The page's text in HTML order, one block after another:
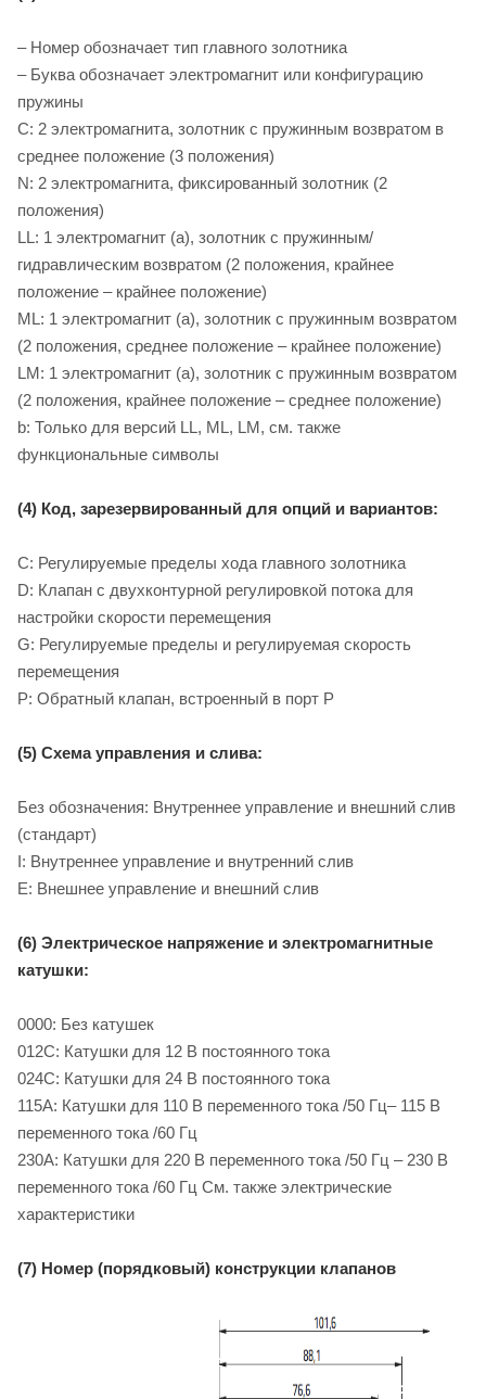
– Номер обозначает тип главного золотника
– Буква обозначает электромагнит или конфигурацию
пружины
C: 2 электромагнита, золотник с пружинным возвратом в
среднее положение (3 положения)
N: 2 электромагнита, фиксированный золотник (2
положения)
LL: 1 электромагнит (a), золотник с пружинным/
гидравлическим возвратом (2 положения, крайнее
положение – крайнее положение)
ML: 1 электромагнит (a), золотник с пружинным возвратом
(2 положения, среднее положение – крайнее положение)
LM: 1 электромагнит (a), золотник с пружинным возвратом
(2 положения, крайнее положение – среднее положение)
b: Только для версий LL, ML, LM, см. также
функциональные символы
(4) Код, зарезервированный для опций и вариантов:
C: Регулируемые пределы хода главного золотника
D: Клапан с двухконтурной регулировкой потока для
настройки скорости перемещения
G: Регулируемые пределы и регулируемая скорость
перемещения
P: Обратный клапан, встроенный в порт P
(5) Схема управления и слива:
Без обозначения: Внутреннее управление и внешний слив
(стандарт)
I: Внутреннее управление и внутренний слив
E: Внешнее управление и внешний слив
(6) Электрическое напряжение и электромагнитные
катушки:
0000: Без катушек
012C: Катушки для 12 B постоянного тока
024C: Катушки для 24 B постоянного тока
115A: Катушки для 110 B переменного тока /50 Гц– 115 B
переменного тока /60 Гц
230A: Катушки для 220 B переменного тока /50 Гц – 230 B
переменного тока /60 Гц См. также электрические
характеристики
(7) Номер (порядковый) конструкции клапанов